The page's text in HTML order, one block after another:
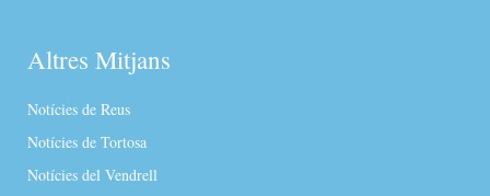
Altres Mitjans
Notícies de Reus
Notícies de Tortosa
Notícies del Vendrell